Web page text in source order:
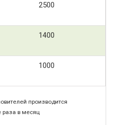
2500
1400
1000
производится
раза в месяц